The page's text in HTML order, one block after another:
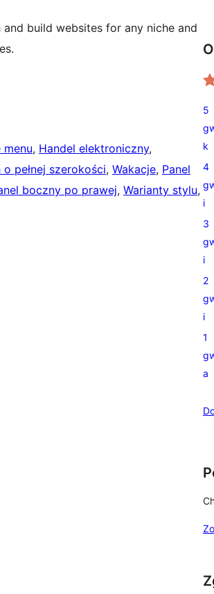
build websites for any niche and
menu, Handel elektroniczny
o pełnej szerokości, Wakacje, Panel
boczny po prawej, Warianty stylu ,
3
5-
5
k
0
4-
4
i
0
3-
3
i
0
2-
2
i
0
1
a